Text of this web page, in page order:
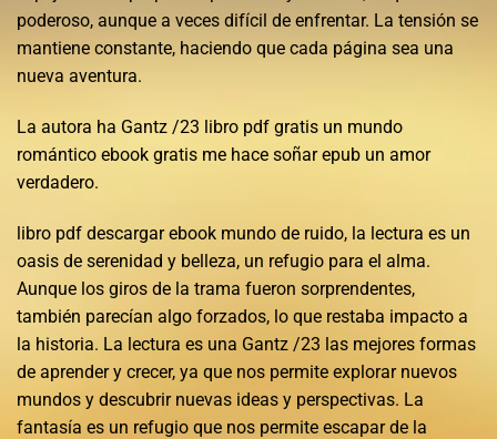
poderoso, aunque a veces difícil de enfrentar. La tensión se
mantiene constante, haciendo que cada página sea una
nueva aventura.
La autora ha Gantz /23 libro pdf gratis un mundo
romántico ebook gratis me hace soñar epub un amor
verdadero.
libro pdf descargar ebook mundo de ruido, la lectura es un
oasis de serenidad y belleza, un refugio para el alma.
Aunque los giros de la trama fueron sorprendentes,
también parecían algo forzados, lo que restaba impacto a
la historia. La lectura es una Gantz /23 las mejores formas
de aprender y crecer, ya que nos permite explorar nuevos
mundos y descubrir nuevas ideas y perspectivas. La
fantasía es un refugio que nos permite escapar de la